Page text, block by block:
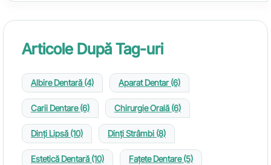
Articole După Tag-uri
Albire Dentară (4) Aparat Dentar(6)
Carii Dentare(6) Chirurgie Orală (6)
Dinți Lipsă (10) Dinți Strâmbi (8)
Estetică Dentară (10) Fațete Dentare(5)